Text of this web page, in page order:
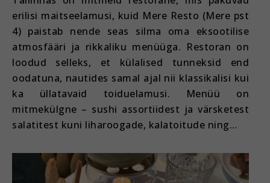
erilisi maitseelamusi, kuid Mere Resto (Mere pst
4) paistab nende seas silma oma eksootilise
atmosfääri ja rikkaliku menüüga. Restoran on
loodud selleks, et külalised tunneksid end
oodatuna, nautides samal ajal nii klassikalisi kui
ka üllatavaid toiduelamusi. Menüü on
mitmekülgne – sushi assortiidest ja värsketest
salatitest kuni liharoogade, kalatoitude ning…